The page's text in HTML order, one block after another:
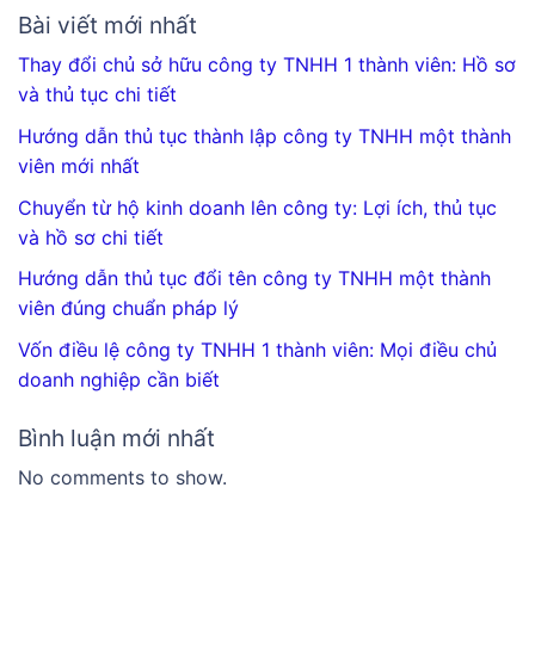
Bài viết mới nhất
Thay đổi chủ sở hữu công ty TNHH 1 thành viên: Hồ sơ
và thủ tục chi tiết
Hướng dẫn thủ tục thành lập công ty TNHH một thành
viên mới nhất
Chuyển từ hộ kinh doanh lên công ty: Lợi ích, thủ tục
và hồ sơ chi tiết
Hướng dẫn thủ tục đổi tên công ty TNHH một thành
viên đúng chuẩn pháp lý
Vốn điều lệ công ty TNHH 1 thành viên: Mọi điều chủ
doanh nghiệp cần biết
Bình luận mới nhất
No comments to show.